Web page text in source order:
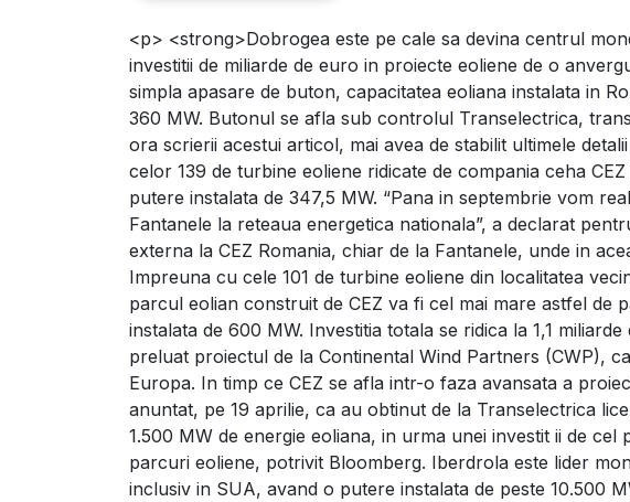
Romania eoliana
<p> <strong>Dobrogea este pe cale sa devina centrul
investitii de miliarde de euro in proiecte eoliene de o
simpla apasare de buton, capacitatea eoliana instalata in
360 MW. Butonul se afla sub controlul Transelectrica,
ora scrierii acestui articol, mai avea de stabilit ultimele
celor 139 de turbine eoliene ridicate de compania ceha
putere instalata de 347,5 MW. “Pana in septembrie vom
Fantanele la reteaua energetica nationala”, a declarat
externa la CEZ Romania, chiar de la Fantanele, unde in
Impreuna cu cele 101 de turbine eoliene din localitatea
parcul eolian construit de CEZ va fi cel mai mare astfel
instalata de 600 MW. Investitia totala se ridica la 1,1
preluat proiectul de la Continental Wind Partners (CWP),
Europa. In timp ce CEZ se afla intr-o faza avansata a
anuntat, pe 19 aprilie, ca au obtinut de la Transelectrica
1.500 MW de energie eoliana, in urma unei investit ii de
parcuri eoliene, potrivit Bloomberg. Iberdrola este lider
inclusiv in SUA, avand o putere instalata de peste 10.500